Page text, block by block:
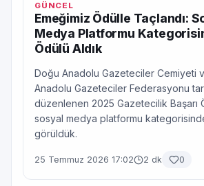
GÜNCEL
Emeğimiz Ödülle Taçlandı:
Medya Platformu
Ödülü Aldık
Doğu Anadolu Gazeteciler Cemiyeti
Anadolu Gazeteciler Federasyonu
düzenlenen 2025 Gazetecilik Başarı
sosyal medya platformu
görüldük.
25 Temmuz 2026 17:02 2 dk 0